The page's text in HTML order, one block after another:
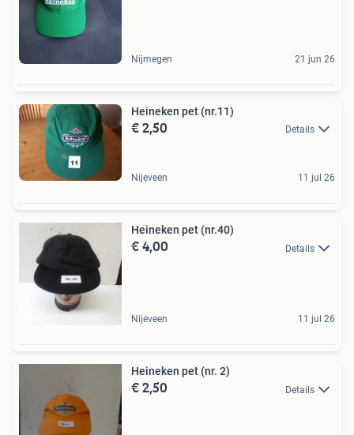
Nijmegen 21 jun 26
Heineken pet (nr.11)
€ 2,50 Details
Nijeveen 11 jul 26
Heineken pet (nr.40)
€ 4,00 Details
Nijeveen 11 jul 26
Heineken pet (nr. 2)
€ 2,50 Details